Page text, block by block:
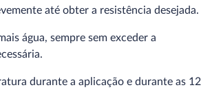
até obter a resistência desejada.
água, sempre sem exceder a
durante a aplicação e durante as 12